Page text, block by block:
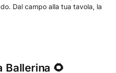
Dal campo alla tua tavola, la
Ballerina 🌻